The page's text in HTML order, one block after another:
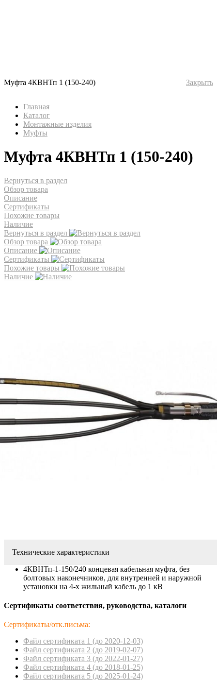
Муфта 4КВНТп 1 (150-240) Закрыть
Главная
Каталог
Монтажные изделия
Муфты
Муфта 4КВНТп 1 (150-240)
Вернуться в раздел
Обзор товара
Описание
Сертификаты
Похожие товары
Наличие
Вернуться в раздел
Обзор товара
Описание
Сертификаты
Похожие товары
Наличие
Технические характеристики
4КВНТп-1-150/240 концевая кабельная муфта, без
болтовых наконечников, для внутренней и наружной
установки на 4-х жильный кабель до 1 кВ
Сертификаты соответствия, руководства, каталоги
Сертификаты/отк.письма:
Файл сертификата 1 (до 2020-12-03)
Файл сертификата 2 (до 2019-02-07)
Файл сертификата 3 (до 2022-01-27)
Файл сертификата 4 (до 2018-01-25)
Файл сертификата 5 (до 2025-01-24)